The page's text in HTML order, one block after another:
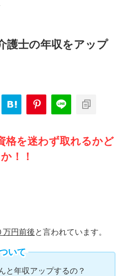
護士の年収をアップ
格を迷わず取れるかど
！！
万円前後と言われています。
いて
と年収アップするの？